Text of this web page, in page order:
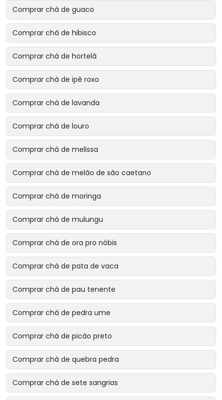
Comprar chá de guaco
Comprar chá de hibisco
Comprar chá de hortelã
Comprar chá de ipê roxo
Comprar chá de lavanda
Comprar chá de louro
Comprar chá de melissa
Comprar chá de melão de são caetano
Comprar chá de moringa
Comprar chá de mulungu
Comprar chá de ora pro nóbis
Comprar chá de pata de vaca
Comprar chá de pau tenente
Comprar chá de pedra ume
Comprar chá de picão preto
Comprar chá de quebra pedra
Comprar chá de sete sangrias